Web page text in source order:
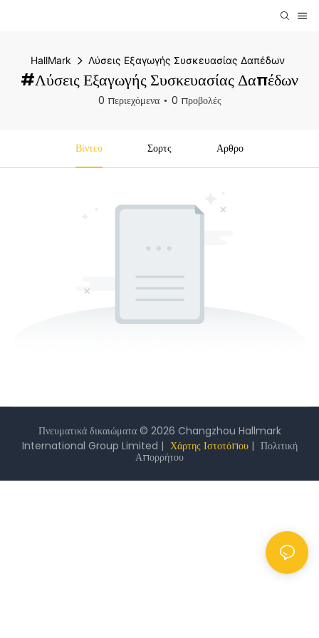
HallMark Λύσεις Εξαγωγής Συσκευασίας Δαπέδων
#Λύσεις Εξαγωγής Συσκευασίας Δαπέδων
0 περιεχόμενα 0 προβολές
Βίντεο Σορτς Αρθρο
Πνευματικά δικαιώματα © 2026 Changzhou Hallmark
International Group Limited | Χάρτης Ιστοτόπου | Πολιτική
Απορρήτου